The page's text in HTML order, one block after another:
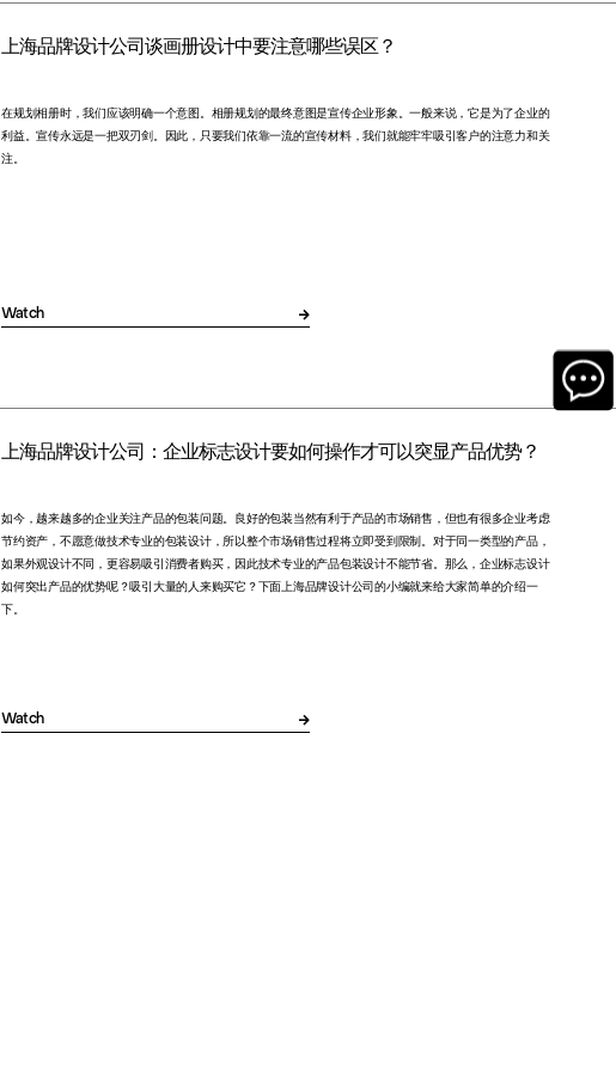
上海品牌设计公司谈画册设计中要注意哪些误区？
在规划相册时，我们应该明确一个意图。相册规划的最终意图是宣传企业形象。一般来说，它是为了企业的
利益。宣传永远是一把双刃剑。因此，只要我们依靠一流的宣传材料，我们就能牢牢吸引客户的注意力和关
注。
Watch
上海品牌设计公司：企业标志设计要如何操作才可以突显产品优势？
如今，越来越多的企业关注产品的包装问题。良好的包装当然有利于产品的市场销售，但也有很多企业考虑
节约资产，不愿意做技术专业的包装设计，所以整个市场销售过程将立即受到限制。对于同一类型的产品，
如果外观设计不同，更容易吸引消费者购买，因此技术专业的产品包装设计不能节省。那么，企业标志设计
如何突出产品的优势呢？吸引大量的人来购买它？下面上海品牌设计公司的小编就来给大家简单的介绍一
下。
Watch